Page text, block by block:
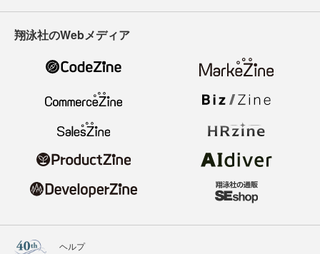
翔泳社のWebメディア
ヘルプ